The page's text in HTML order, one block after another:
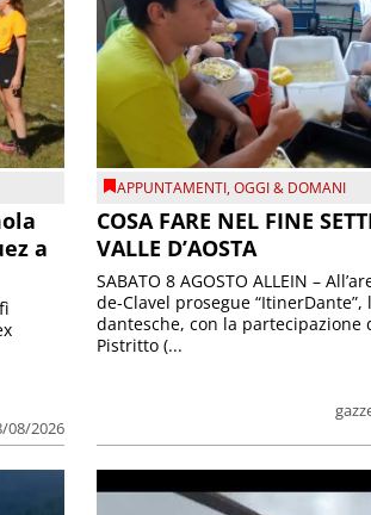
a
08/2026
APPUNTAMENTI,OGGI & DOMANI
COSA FARE NEL FINE
VALLE D’AOSTA
SABATO 8 AGOSTO ALLEIN –
de-Clavel prosegue
dantesche, con la partecipazione
Pistritto (...